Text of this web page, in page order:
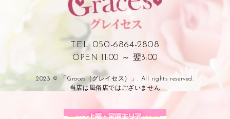
TEL 050-6864-2808
OPEN 11:00 ～ 翌3:00
2023 © 「Graces（グレイセス）」. All rights reserved.
当店は風俗店ではございません